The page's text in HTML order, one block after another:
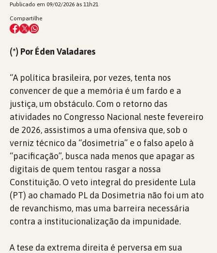
Publicado em 09/02/2026 às 11h21
Compartilhe
(*) Por Éden Valadares
“A política brasileira, por vezes, tenta nos
convencer de que a memória é um fardo e a
justiça, um obstáculo. Com o retorno das
atividades no Congresso Nacional neste fevereiro
de 2026, assistimos a uma ofensiva que, sob o
verniz técnico da “dosimetria” e o falso apelo à
“pacificação”, busca nada menos que apagar as
digitais de quem tentou rasgar a nossa
Constituição. O veto integral do presidente Lula
(PT) ao chamado PL da Dosimetria não foi um ato
de revanchismo, mas uma barreira necessária
contra a institucionalização da impunidade.
A tese da extrema direita é perversa em sua